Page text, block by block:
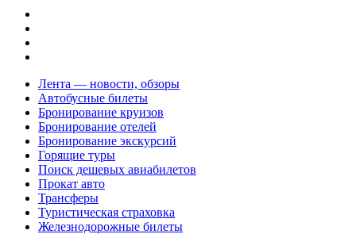
Лента — новости, обзоры
Автобусные билеты
Бронирование круизов
Бронирование отелей
Бронирование экскурсий
Горящие туры
Поиск дешевых авиабилетов
Прокат авто
Трансферы
Туристическая страховка
Железнодорожные билеты